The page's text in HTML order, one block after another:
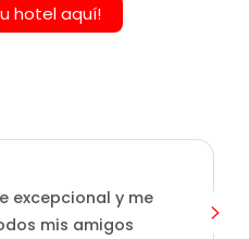
hotel aquí!
excepcional y me
mis amigos